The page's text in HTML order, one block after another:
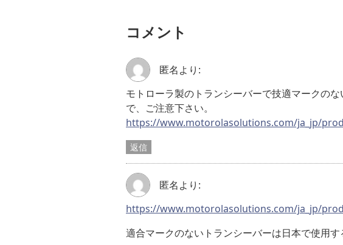
コメント
匿名より:
モトローラ製のトランシーバーで技適マークの
で、ご注意下さい。
https://www.motorolasolutions.com/ja_jp/
返信
匿名より:
https://www.motorolasolutions.com/ja_jp/
適合マークのないトランシーバーは日本で使用す